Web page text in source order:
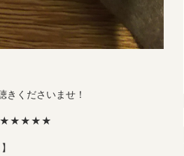
きくださいませ！